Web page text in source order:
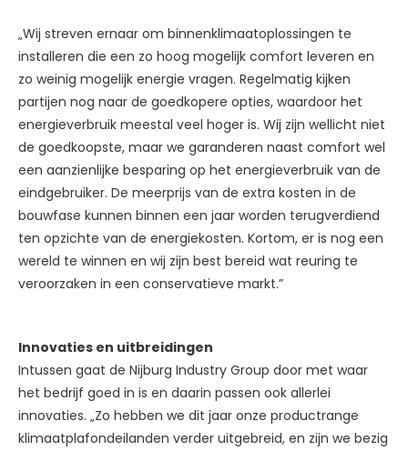
„Wij streven ernaar om binnenklimaatoplossingen te
installeren die een zo hoog mogelijk comfort leveren en
zo weinig mogelijk energie vragen. Regelmatig kijken
partijen nog naar de goedkopere opties, waardoor het
energieverbruik meestal veel hoger is. Wij zijn wellicht niet
de goedkoopste, maar we garanderen naast comfort wel
een aanzienlijke besparing op het energieverbruik van de
eindgebruiker. De meerprijs van de extra kosten in de
bouwfase kunnen binnen een jaar worden terugverdiend
ten opzichte van de energiekosten. Kortom, er is nog een
wereld te winnen en wij zijn best bereid wat reuring te
veroorzaken in een conservatieve markt.”
Innovaties en uitbreidingen
Intussen gaat de Nijburg Industry Group door met waar
het bedrijf goed in is en daarin passen ook allerlei
innovaties. „Zo hebben we dit jaar onze productrange
klimaatplafondeilanden verder uitgebreid, en zijn we bezig